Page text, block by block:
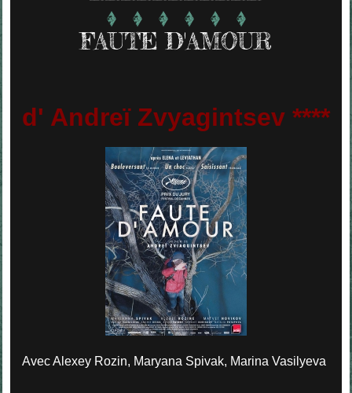
FAUTE D'AMOUR
d' Andreï Zvyagintsev ****
Avec Alexey Rozin, Maryana Spivak, Marina Vasilyeva